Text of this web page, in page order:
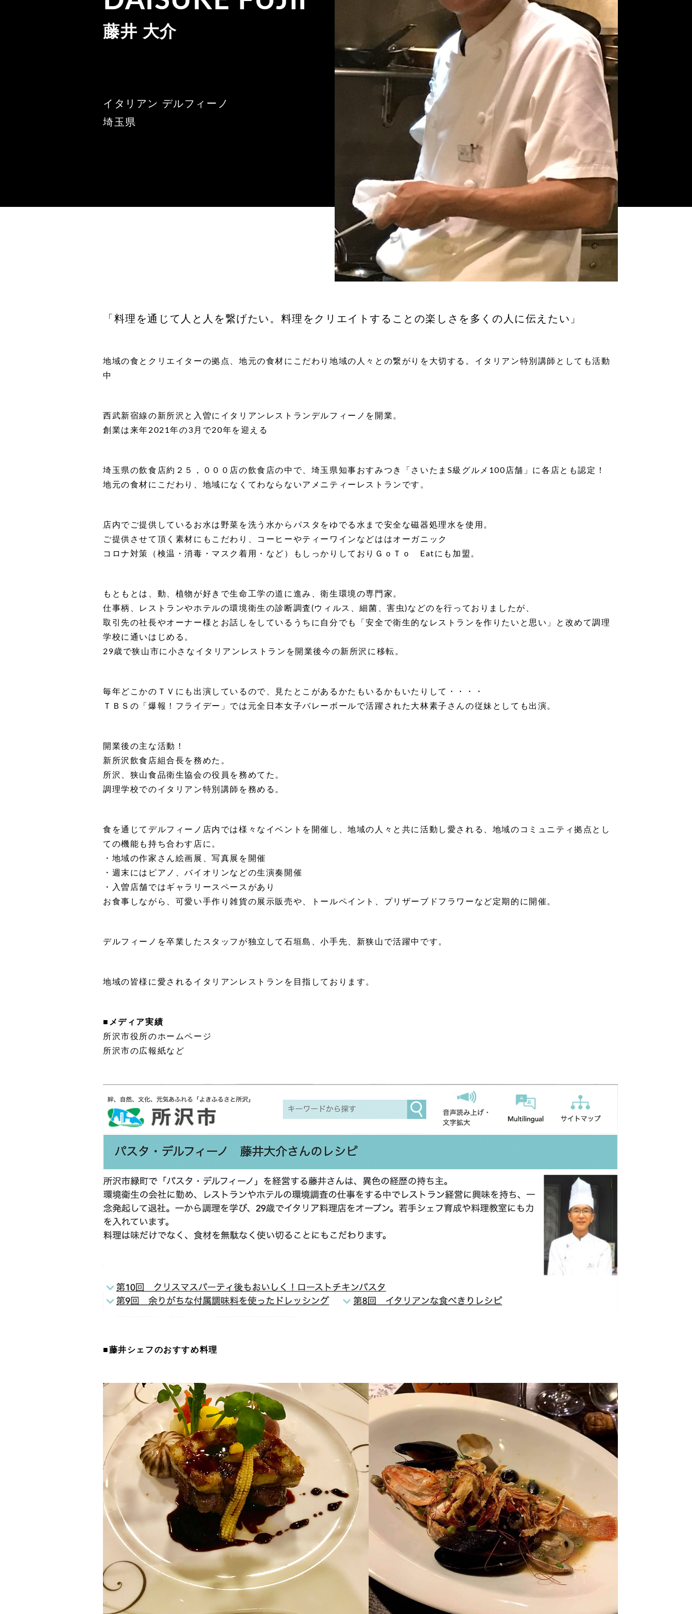
藤井 大介
イタリアン デルフィーノ
埼玉県
「料理を通じて人と人を繋げたい。料理をクリエイトすることの楽しさを多くの人に伝えたい」
地域の食とクリエイターの拠点、地元の食材にこだわり地域の人々との繋がりを大切する。イタリアン特別講師としても活動
中
西武新宿線の新所沢と入曽にイタリアンレストランデルフィーノを開業。
創業は来年2021年の3月で20年を迎える
埼玉県の飲食店約２５，０００店の飲食店の中で、埼玉県知事おすみつき「さいたまS級グルメ100店舗」に各店とも認定！
地元の食材にこだわり、地域になくてわならないアメニティーレストランです。
店内でご提供しているお水は野菜を洗う水からパスタをゆでる水まで安全な磁器処理水を使用。
ご提供させて頂く素材にもこだわり、コーヒーやティーワインなどははオーガニック
コロナ対策（検温・消毒・マスク着用・など）もしっかりしておりＧｏＴｏ Eatにも加盟。
もともとは、動、植物が好きで生命工学の道に進み、衛生環境の専門家。
仕事柄、レストランやホテルの環境衛生の診断調査(ウィルス、細菌、害虫)などのを行っておりましたが、
取引先の社長やオーナー様とお話しをしているうちに自分でも「安全で衛生的なレストランを作りたいと思い」と改めて調理
学校に通いはじめる。
29歳で狭山市に小さなイタリアンレストランを開業後今の新所沢に移転。
毎年どこかのＴＶにも出演しているので、見たとこがあるかたもいるかもいたりして・・・・
ＴＢＳの「爆報！フライデー」では元全日本女子バレーボールで活躍された大林素子さんの従妹としても出演。
開業後の主な活動！
新所沢飲食店組合長を務めた。
所沢、狭山食品衛生協会の役員を務めてた。
調理学校でのイタリアン特別講師を務める。
食を通じてデルフィーノ店内では様々なイベントを開催し、地域の人々と共に活動し愛される、地域のコミュニティ拠点とし
ての機能も持ち合わす店に。
・地域の作家さん絵画展、写真展を開催
・週末にはピアノ、バイオリンなどの生演奏開催
・入曽店舗ではギャラリースペースがあり
お食事しながら、可愛い手作り雑貨の展示販売や、トールペイント、プリザーブドフラワーなど定期的に開催。
デルフィーノを卒業したスタッフが独立して石垣島、小手先、新狭山で活躍中です。
地域の皆様に愛されるイタリアンレストランを目指しております。
■メディア実績
所沢市役所のホームページ
所沢市の広報紙など
■藤井シェフのおすすめ料理